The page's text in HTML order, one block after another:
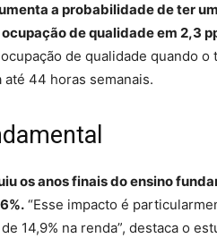
a probabilidade de ter
de qualidade em 2,3
de qualidade quando
até 44 horas semanais.
os anos finais do ensino
“Esse impacto é
14,9% na renda”, destaca o